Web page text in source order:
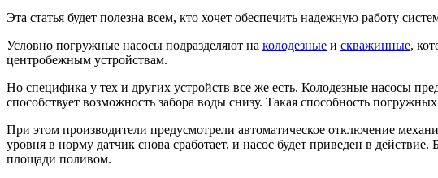
Эта статья будет полезна всем, кто хочет обеспечить надежную работу
Условно погружные насосы подразделяют на колодезные и скважинные,
центробежным устройствам.
Но специфика у тех и других устройств все же есть. Колодезные насосы
способствует возможность забора воды снизу. Такая способность
При этом производители предусмотрели автоматическое отключение
уровня в норму датчик снова сработает, и насос будет приведен в
площади поливом.